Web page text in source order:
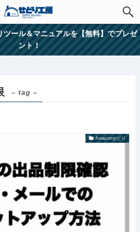
ツール＆マニュアルを【無料】でプレゼ
ント！
– tag –
Amazonせどり